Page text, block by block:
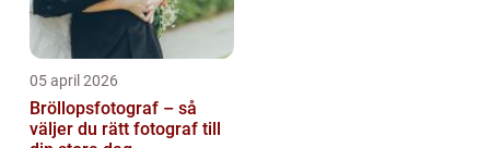
05 april 2026
Bröllopsfotograf – så
väljer du rätt fotograf till